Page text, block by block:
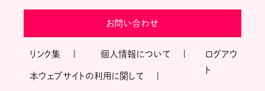
お問い合わせ
リンク集 個人情報について
本ウェブサイトの利用に関して
ログアウ
ト